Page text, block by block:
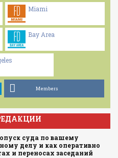
Miami
Bay Area
Members
суда по вашему
делу и как оперативно
и переносах заседаний